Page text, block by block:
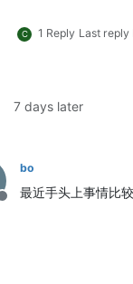
C 1 Reply Last reply
7 days later
Offline
bo
最近手头上事情比